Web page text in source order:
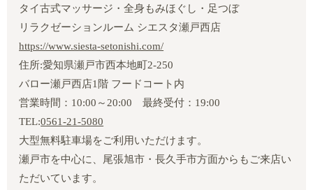
タイ古式マッサージ・全身もみほぐし・足つぼ
リラクゼーションルーム シエスタ瀬戸西店
https://www.siesta-setonishi.com/
住所:愛知県瀬戸市西本地町2‐250
バロー瀬戸西店1階 フードコート内
営業時間：10:00～20:00 最終受付：19:00
TEL:0561-21-5080
大型無料駐車場をご利用いただけます。
瀬戸市を中心に、尾張旭市・長久手市方面からもご来店い
ただいています。